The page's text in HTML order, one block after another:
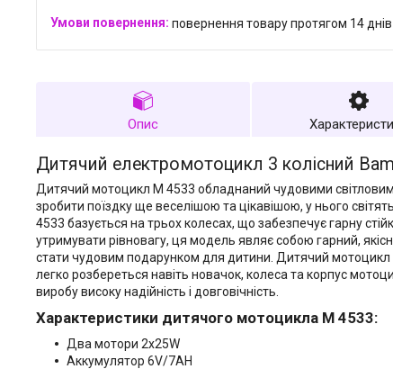
повернення товару протягом 14 днів
Опис
Дитячий електромотоцикл 3 колісний
Дитячий мотоцикл M 4533 обладнаний чудовими
зробити поїздку ще веселішою та цікавішою, у нього
4533 базується на трьох колесах, що забезпечує гарну
утримувати рівновагу, ця модель являє собою гарний,
стати чудовим подарунком для дитини. Дитячий мотоцикл
легко розбереться навіть новачок, колеса та корпус
виробу високу надійність і довговічність.
Характеристики дитячого мотоцикла M 4533:
Два мотори 2х25W
Аккумулятор 6V/7AH